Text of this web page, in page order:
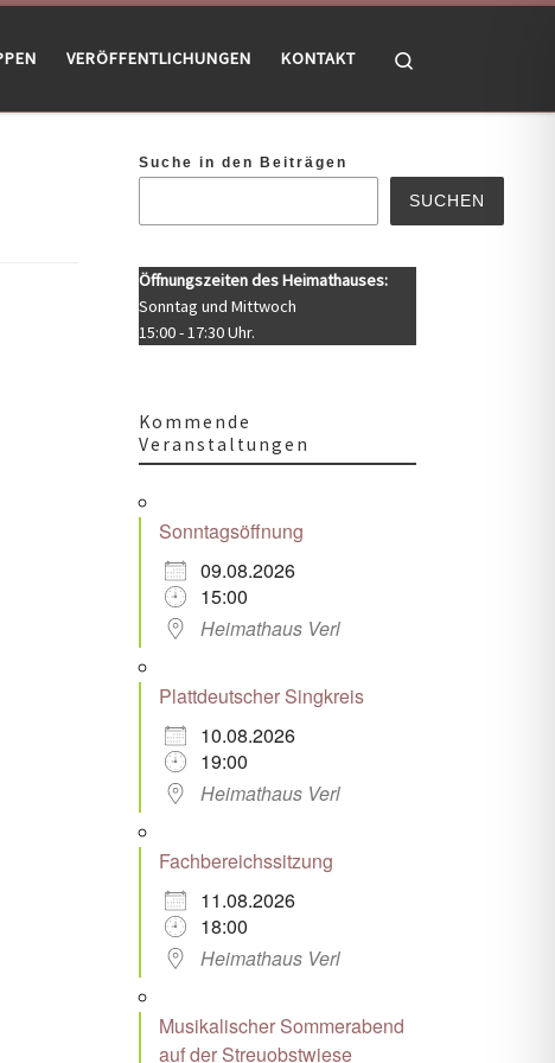
VERÖFFENTLICHUNGEN KONTAKT
Suche in den Beiträgen
SUCHEN
Öffnungszeiten des Heimathauses:
Sonntag und Mittwoch
15:00 - 17:30 Uhr.
Kommende
Veranstaltungen
Sonntagsöffnung
09.08.2026
15:00
Heimathaus Verl
Plattdeutscher Singkreis
10.08.2026
19:00
Heimathaus Verl
Fachbereichssitzung
11.08.2026
18:00
Heimathaus Verl
Musikalischer Sommerabend
auf der Streuobstwiese